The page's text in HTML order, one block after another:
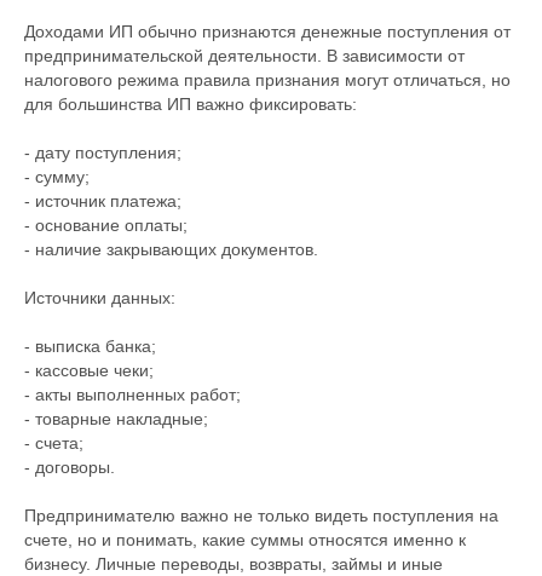
Доходами ИП обычно признаются денежные поступления от
предпринимательской деятельности. В зависимости от
налогового режима правила признания могут отличаться, но
для большинства ИП важно фиксировать:
- дату поступления;
- сумму;
- источник платежа;
- основание оплаты;
- наличие закрывающих документов.
Источники данных:
- выписка банка;
- кассовые чеки;
- акты выполненных работ;
- товарные накладные;
- счета;
- договоры.
Предпринимателю важно не только видеть поступления на
счете, но и понимать, какие суммы относятся именно к
бизнесу. Личные переводы, возвраты, займы и иные